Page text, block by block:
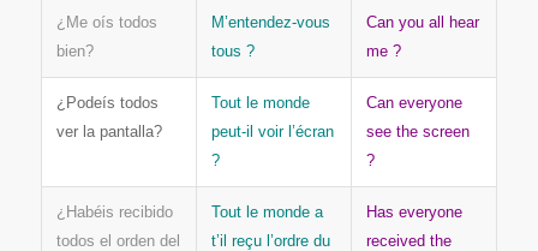
¿Me oís todos
bien?
M’entendez-vous
tous ?
Can you all hear
me ?
¿Podeís todos
ver la pantalla?
Tout le monde
peut-il voir l’écran
?
Can everyone
see the screen
?
¿Habéis recibido
todos el orden del
Tout le monde a
t’il reçu l’ordre du
Has everyone
received the